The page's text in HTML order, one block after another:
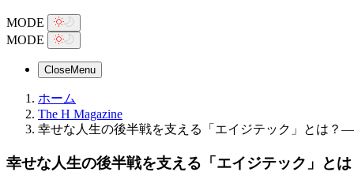
MODE
MODE
CloseMenu
ホーム
The H Magazine
幸せな人生の後半戦を支える「エイジテック」とは？
幸せな人生の後半戦を支える「エイジテック」とは